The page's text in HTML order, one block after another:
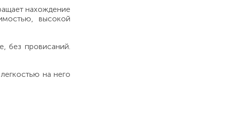
нахождение
высокой
без провисаний.
на него